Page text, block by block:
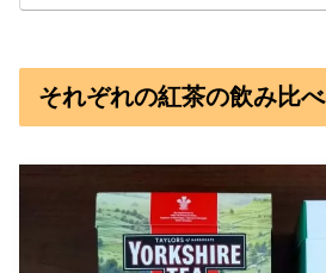
それぞれの紅茶の飲み比べ